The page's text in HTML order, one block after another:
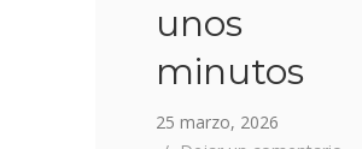
unos
minutos
25 marzo, 2026